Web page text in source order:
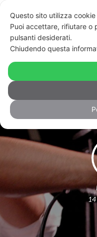
Ddl
Questo sito utilizza
Puoi accettare, rifiutare o
pulsanti desiderati.
Chiudendo questa